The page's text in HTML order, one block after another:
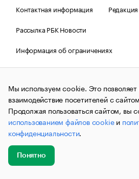
Контактная информация
Редакция
Рассылка РБК Новости
Информация об ограничениях
Правовая информация
О
© АО «РОСБИЗНЕСКОНСАЛТИНГ»,
и материалы информационного
(зарегистрировано Федеральной
связи, информационных технологий и
коммуникаций (Роскомнадзор)
№ФС77-63848) сопровождаются
публикации могут содержать
не предназначенную для пользователей
до 18 лет.
Мы используем cookie. Это
взаимодействие посетителей с
Продолжая пользоваться сайтом, вы
использованием файлов cookieи
конфиденциальности.
Понятно